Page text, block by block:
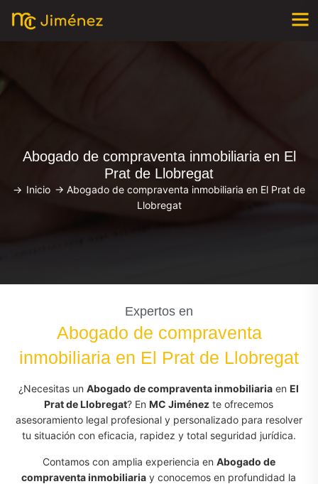
Abogado de compraventa inmobiliaria en El
Prat de Llobregat
-> Inicio -> Abogado de compraventa inmobiliaria en El Prat de
Llobregat
Expertos en
Abogado de compraventa
inmobiliaria en El Prat de Llobregat
¿Necesitas unAbogado de compraventa inmobiliaria enEl
Prat de Llobregat? EnMC Jiménez te ofrecemos
asesoramiento legal profesional y personalizado para resolver
tu situación con eficacia, rapidez y total seguridad jurídica.
Contamos con amplia experiencia en Abogado de
compraventa inmobiliaria y conocemos en profundidad la